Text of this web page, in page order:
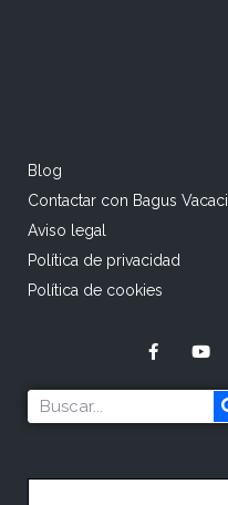
Blog
Contactar con Bagus
Aviso legal
Política de privacidad
Política de cookies